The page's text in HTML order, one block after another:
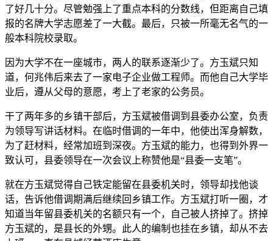
了好几十分。尽管勉强上了重点本科的分数线，但距离自己填
报的名牌大学志愿差了一大截。最后，只被一所毫无名气的一
般本科院校录取。
因为大学不在一座城市，两人的联系逐渐少了。方玉斌只知
道，何兆伟后来去了一家电子企业做工程师。而他自己大学毕
业后，遵从父母的意愿，考上了老家的公务员。
干了两年多的乡镇干部后，方玉斌被借调到县委办公室，负责
为领导写讲话材料。在临时借调的一年中，他使出浑身解数，
为了赶材料，经常加班到深夜。方玉斌的能力，也得到外界一
致认可，县委领导在一次会议上称赞他是“县委一支笔”。
就在方玉斌觉得自己铁定能留在县委机关时，领导却找他谈
话，告诉他借调期满后继续回乡镇工作。方玉斌打听一圈，才
知道当年留县委机关的名额只有一个，自己被人挤掉了。挤掉
方玉斌的，是县长的外甥。此人的编制也挂在乡镇，却从不去